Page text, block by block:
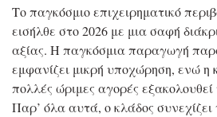
Το παγκόσμιο επιχειρηματικό
εισήλθε στο 2026 με μια σαφή
αξίας. Η παγκόσμια παραγωγή
εμφανίζει μικρή υποχώρηση, ενώ
πολλές ώριμες αγορές
Παρ’ όλα αυτά, ο κλάδος συνεχίζει